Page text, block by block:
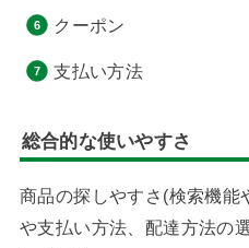
クーポン
支払い方法
総合的な使いやすさ
商品の探しやすさ(検索機能
や支払い方法、配達方法の